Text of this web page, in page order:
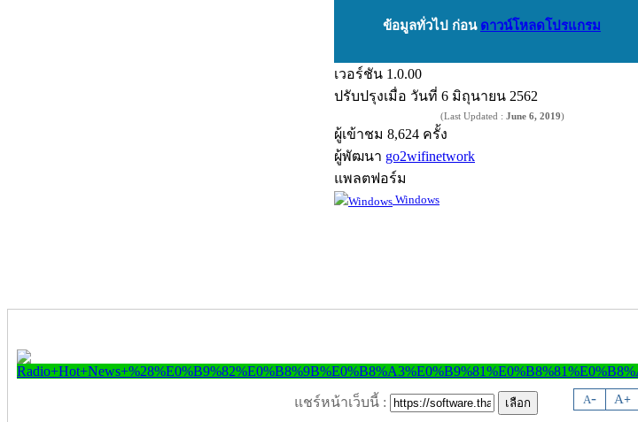
ข้อมูลทั่วไป ก่อน ดาวน์โหลดโปรแกรม
เวอร์ชัน 1.0.00
ปรับปรุงเมื่อ วันที่ 6 มิถุนายน 2562
(Last Updated : June 6, 2019)
ผู้เข้าชม 8,624 ครั้ง
ผู้พัฒนา go2wifinetwork
แพลตฟอร์ม
Windows
A- A+
แชร์หน้าเว็บนี้ :